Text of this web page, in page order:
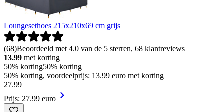
Loungesethoes 215x210x69 cm grijs
(68)Beoordeeld met 4.0 van de 5 sterren, 68 klantreviews
13.99 met korting
50% korting50% korting
50% korting, voordeelprijs: 13.99 euro met korting
27.99
Prijs: 27.99 euro